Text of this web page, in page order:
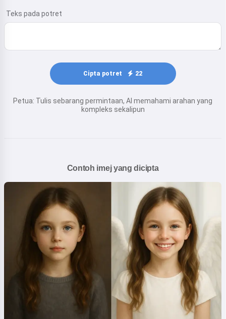
Teks pada potret
Cipta potret 22
Petua: Tulis sebarang permintaan, AI memahami arahan yang
kompleks sekalipun
Contoh imej yang dicipta